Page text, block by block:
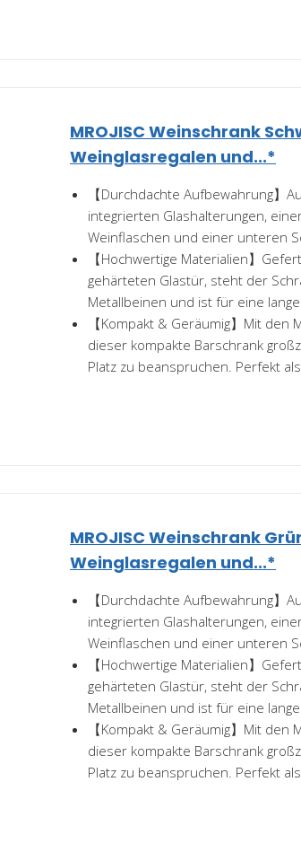
MROJISC Weinschrank
Weinglasregalen und...*
【Durchdachte Aufbewahrung】
integrierten Glashalterungen,
Weinflaschen und einer unteren
【Hochwertige Materialien】
gehärteten Glastür, steht der
Metallbeinen und ist für eine lange
【Kompakt & Geräumig】Mit
dieser kompakte Barschrank
Platz zu beanspruchen. Perfekt
MROJISC Weinschrank
Weinglasregalen und...*
【Durchdachte Aufbewahrung】
integrierten Glashalterungen,
Weinflaschen und einer unteren
【Hochwertige Materialien】
gehärteten Glastür, steht der
Metallbeinen und ist für eine lange
【Kompakt & Geräumig】Mit
dieser kompakte Barschrank
Platz zu beanspruchen. Perfekt